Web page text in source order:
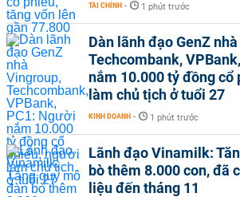
TÀI CHÍNH - 1 phút trước
Dàn lãnh đạo GenZ
Techcombank,
nắm 10.000 tỷ đồng cổ
làm chủ tịch ở tuổi 27
KINH DOANH - 1 phút trước
Lãnh đạo Vinamilk:
bò thêm 8.000 con, đã
liệu đến tháng 11